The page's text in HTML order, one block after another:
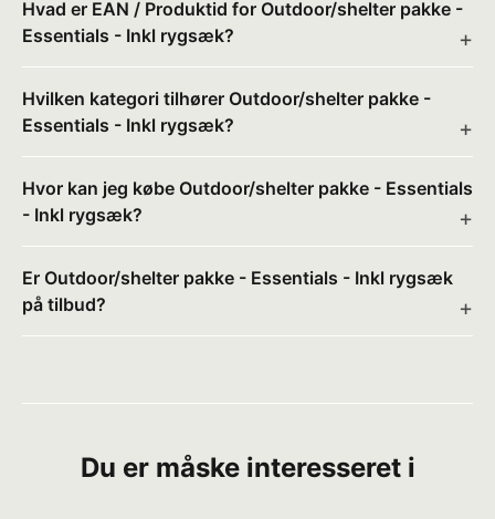
Hvad er EAN / Produktid for Outdoor/shelter pakke -
Essentials - Inkl rygsæk?
Hvilken kategori tilhører Outdoor/shelter pakke -
Essentials - Inkl rygsæk?
Hvor kan jeg købe Outdoor/shelter pakke - Essentials
- Inkl rygsæk?
Er Outdoor/shelter pakke - Essentials - Inkl rygsæk
på tilbud?
Du er måske interesseret i